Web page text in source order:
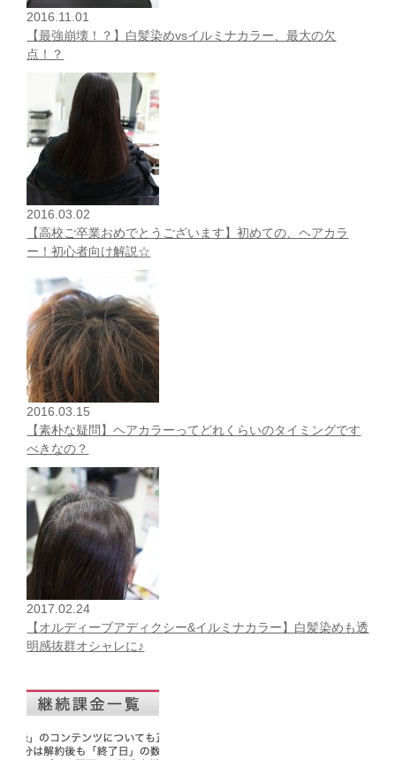
2016.11.01
【最強崩壊！？】白髪染めvsイルミナカラー、最大の欠
点！？
2016.03.02
【高校ご卒業おめでとうございます】初めての、ヘアカラ
ー！初心者向け解説☆
2016.03.15
【素朴な疑問】ヘアカラーってどれくらいのタイミングです
べきなの？
2017.02.24
【オルディーブアディクシー&イルミナカラー】白髪染めも透
明感抜群オシャレに♪